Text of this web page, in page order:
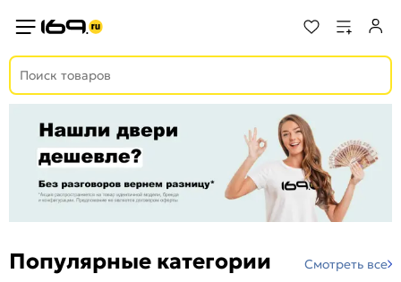
Популярные категории Смотреть все